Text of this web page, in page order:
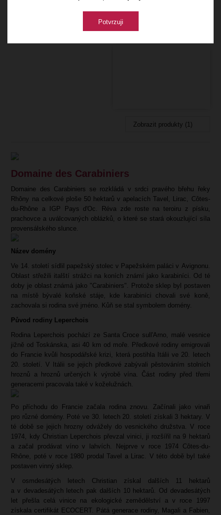
s několika typickými portugalskými pokrmy; zejména pokrmy
připravované se spoustou olivového oleje, jako je grilovaná treska
s „chícharos“ (velmi podobný cizrně) a „migas“ (velmi tenké plátky
zelného listu s rýží, chlebem a fazolemi).
Zobrazit produkty (1)
Domaine des Carabiniers
Domaine des Carabiniers se rozkládá v srdci pravého břehu řeky
Rhôny na celkové ploše 50 hektarů v apelacích Tavel, Lirac, Côtes-
du-Rhône a IGP Pays d'Oc. Réva zde roste na teroiru z písku,
prachovce a uválcovaných oblázků, o které se stará okouzlující síla
provensálského slunce.
Název domény
Ve 14. století sídlil papežský stolec v Papežském paláci v Avignonu.
Oblast střežili italští strážci na koních známí jako karabiníci. Od té
doby je oblast známá jako "Carabiniers". Protože sklep byl postaven
na místě bývalé koňské stáje, kde karabiníci chovali své koně,
zachovala si rodina své jméno. Kůň se stal symbolem domény.
Původ rodiny Leperchois
Rodina Leperchois pochází ze Santa Croce sull'Arno, malé vesnice
jižně od Toskánska, asi 40 km od moře. Předkové rodiny emigrovali
do Francie kvůli hospodářské krizi, která postihla Itálii ve 20. letech
20. století. V Itálii se jejich předkové zabývali pěstováním stolních
hroznů a hroznů určených k výrobě vína. Část rodiny před třemi
generacemi pracovala také v koželužnách.
Po příchodu do Francie začala rodina znovu. Začínali jako vinaři
pro různé domény. Poté ve 30. letech 20. století získali 3 hektary. V
té době se jejich hrozny odvážely do vesnického družstva. V roce
1974, kdy Christian Leperchois převzal vinici, ji rozšířil na 9 hektarů
a začal prodávat víno v lahvích. Nejprve v roce 1974 Côtes-du-
Rhône, poté v roce 1980 prodal Tavel a Lirac. V této době byl také
postaven vinný sklep.
V osmdesátých letech Christian získal dalších 11 hektarů
a v devadesátých letech pak dalších 10 hektarů. Od devadesátých
let přešla celá vinice na ekologické zemědělství a v roce 1997
získala certifikát ECOCERT. Pátá generace rodiny, Magali a Fabien,
Potvrzuji